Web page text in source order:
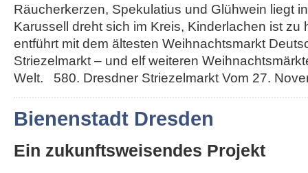
Räucherkerzen, Spekulatius und Glühwein liegt
Karussell dreht sich im Kreis, Kinderlachen ist zu
entführt mit dem ältesten Weihnachtsmarkt
Striezelmarkt – und elf weiteren
Welt. 580. Dresdner Striezelmarkt Vom 27.
Bienenstadt Dresden
Ein zukunftsweisendes Projekt